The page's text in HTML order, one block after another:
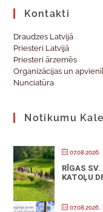
Kontakti
Draudzes Latvijā
Priesteri Latvijā
Priesteri ārzemēs
Organizācijas un
Nunciatūra
Notikumu
07.08.2026.
RĪGAS
KATOĻU
07.08.2026.